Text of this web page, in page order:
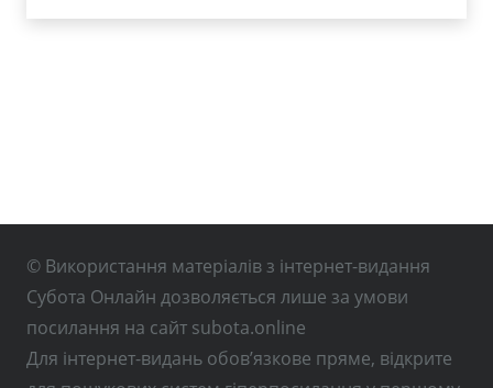
© Використання матеріалів з інтернет-видання
Субота Онлайн дозволяється лише за умови
посилання на сайт subota.online
Для інтернет-видань обов’язкове пряме, відкрите